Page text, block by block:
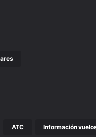
ATC Información